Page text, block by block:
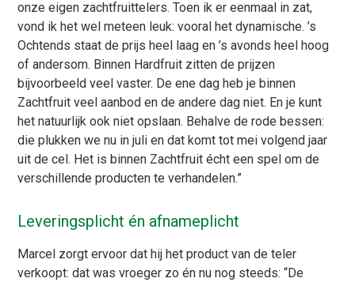
onze eigen zachtfruittelers. Toen ik er eenmaal in zat,
vond ik het wel meteen leuk: vooral het dynamische. ’s
Ochtends staat de prijs heel laag en ’s avonds heel hoog
of andersom. Binnen Hardfruit zitten de prijzen
bijvoorbeeld veel vaster. De ene dag heb je binnen
Zachtfruit veel aanbod en de andere dag niet. En je kunt
het natuurlijk ook niet opslaan. Behalve de rode bessen:
die plukken we nu in juli en dat komt tot mei volgend jaar
uit de cel. Het is binnen Zachtfruit écht een spel om de
verschillende producten te verhandelen.”
Leveringsplicht én afnameplicht
Marcel zorgt ervoor dat hij het product van de teler
verkoopt: dat was vroeger zo én nu nog steeds: “De